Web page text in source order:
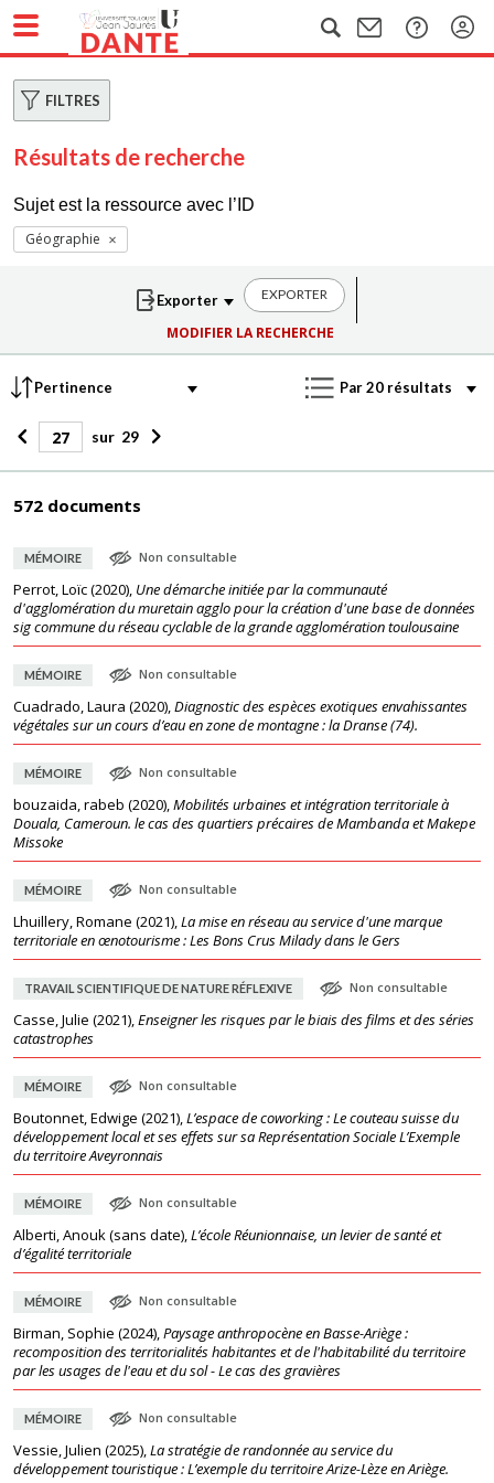
FILTRES
Résultats de recherche
Sujet est la ressource avec l’ID
Géographie
EXPORTER
MODIFIER LA RECHERCHE
sur 29
572 documents
MÉMOIRE Non consultable
Perrot, Loïc(2020), Une démarche initiée par la communauté
d'agglomération du muretain agglo pour la création d'une base de données
sig commune du réseau cyclable de la grande agglomération toulousaine
MÉMOIRE Non consultable
Cuadrado, Laura (2020),Diagnostic des espèces exotiques envahissantes
végétales sur un cours d’eau en zone de montagne : la Dranse (74).
MÉMOIRE Non consultable
bouzaida, rabeb (2020),Mobilités urbaines et intégration territoriale à
Douala, Cameroun. le cas des quartiers précaires de Mambanda et Makepe
Missoke
MÉMOIRE Non consultable
Lhuillery, Romane (2021),La mise en réseau au service d'une marque
territoriale en œnotourisme : Les Bons Crus Milady dans le Gers
TRAVAIL SCIENTIFIQUE DE NATURE RÉFLEXIVE Non consultable
Casse, Julie (2021),Enseigner les risques par le biais des films et des séries
catastrophes
MÉMOIRE Non consultable
Boutonnet, Edwige (2021),L’espace de coworking : Le couteau suisse du
développement local et ses effets sur sa Représentation Sociale L’Exemple
du territoire Aveyronnais
MÉMOIRE Non consultable
Alberti, Anouk(sans date),L’école Réunionnaise, un levier de santé et
d’égalité territoriale
MÉMOIRE Non consultable
Birman, Sophie (2024),Paysage anthropocène en Basse-Ariège :
recomposition des territorialités habitantes et de l'habitabilité du territoire
par les usages de l'eau et du sol - Le cas des gravières
MÉMOIRE Non consultable
Vessie, Julien (2025),La stratégie de randonnée au service du
développement touristique : L’exemple du territoire Arize-Lèze en Ariège.